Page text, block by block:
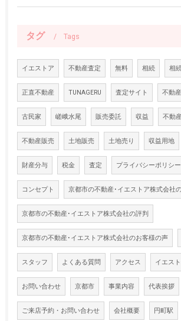
タグ Tags
イエストア 不動産査定 無料 相続 相
正直不動産 TUNAGERU 査定サイト 不動
古民家 嵯峨水尾 販売委託 収益 不動
不動産販売 土地販売 土地売り 収益用地
財産分与 税金 査定 プライバシーポリシー
コンセプト 京都市の不動産･イエストア株式会社
京都市の不動産･イエストア株式会社の評判
京都市の不動産･イエストア株式会社のお客様の声
スタッフ よくある質問 アクセス イエス
お問い合わせ 京都市 事業内容 代表挨拶
ご来店予約・お問い合わせ 会社概要 円町駅